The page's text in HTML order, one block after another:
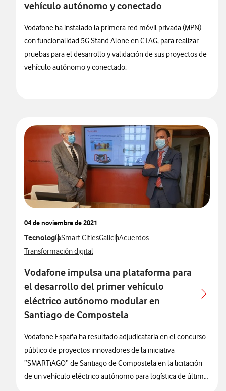
vehículo autónomo y conectado
Vodafone ha instalado la primera red móvil privada (MPN)
con funcionalidad 5G Stand Alone en CTAG, para realizar
pruebas para el desarrollo y validación de sus proyectos de
vehículo autónomo y conectado.
04 de noviembre de 2021
Ver más notas de prensa relacionados con
TecnologíaVer más notas de prensa relacionados con
Smart CitiesVer más notas de prensa relacionados
GaliciaVer más notas de prensa
Acuerdos
Ver más notas de prensa relacionados con
Transformación digital
Vodafone impulsa una plataforma para
el desarrollo del primer vehículo
eléctrico autónomo modular en
Santiago de Compostela
Vodafone España ha resultado adjudicataria en el concurso
público de proyectos innovadores de la iniciativa
“SMARTiAGO” de Santiago de Compostela en la licitación
de un vehículo eléctrico autónomo para logística de última